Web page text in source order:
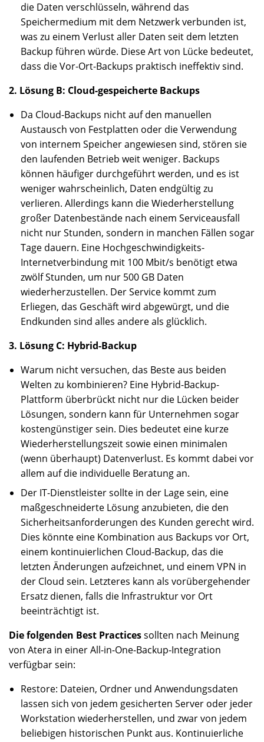
die Daten verschlüsseln, während das
Speichermedium mit dem Netzwerk verbunden ist,
was zu einem Verlust aller Daten seit dem letzten
Backup führen würde. Diese Art von Lücke bedeutet,
dass die Vor-Ort-Backups praktisch ineffektiv sind.
2. Lösung B: Cloud-gespeicherte Backups
Da Cloud-Backups nicht auf den manuellen
Austausch von Festplatten oder die Verwendung
von internem Speicher angewiesen sind, stören sie
den laufenden Betrieb weit weniger. Backups
können häufiger durchgeführt werden, und es ist
weniger wahrscheinlich, Daten endgültig zu
verlieren. Allerdings kann die Wiederherstellung
großer Datenbestände nach einem Serviceausfall
nicht nur Stunden, sondern in manchen Fällen sogar
Tage dauern. Eine Hochgeschwindigkeits-
Internetverbindung mit 100 Mbit/s benötigt etwa
zwölf Stunden, um nur 500 GB Daten
wiederherzustellen. Der Service kommt zum
Erliegen, das Geschäft wird abgewürgt, und die
Endkunden sind alles andere als glücklich.
3. Lösung C: Hybrid-Backup
Warum nicht versuchen, das Beste aus beiden
Welten zu kombinieren? Eine Hybrid-Backup-
Plattform überbrückt nicht nur die Lücken beider
Lösungen, sondern kann für Unternehmen sogar
kostengünstiger sein. Dies bedeutet eine kurze
Wiederherstellungszeit sowie einen minimalen
(wenn überhaupt) Datenverlust. Es kommt dabei vor
allem auf die individuelle Beratung an.
Der IT-Dienstleister sollte in der Lage sein, eine
maßgeschneiderte Lösung anzubieten, die den
Sicherheitsanforderungen des Kunden gerecht wird.
Dies könnte eine Kombination aus Backups vor Ort,
einem kontinuierlichen Cloud-Backup, das die
letzten Änderungen aufzeichnet, und einem VPN in
der Cloud sein. Letzteres kann als vorübergehender
Ersatz dienen, falls die Infrastruktur vor Ort
beeinträchtigt ist.
Die folgenden Best Practicessollten nach Meinung
von Atera in einer All-in-One-Backup-Integration
verfügbar sein:
Restore: Dateien, Ordner und Anwendungsdaten
lassen sich von jedem gesicherten Server oder jeder
Workstation wiederherstellen, und zwar von jedem
beliebigen historischen Punkt aus. Kontinuierliche